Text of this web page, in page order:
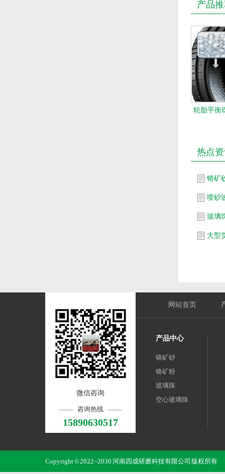
产品
轮胎平衡
热点
铬矿
喷砂
玻璃
微信咨询
咨询热线
15890630517
网站首页
产品中心
铬矿砂
铬矿粉
玻璃珠
空心玻璃珠
Copyright © 2022~2030 河南四成研磨科技有限公司 版权所